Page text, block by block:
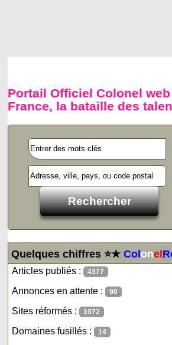
Portail Officiel Colonel web
France, la bataille des
Quelques chiffres ⭐★Colonel
Articles publiés : 4377
Annonces en attente : 90
Sites réformés : 1072
Domaines fusillés : 14